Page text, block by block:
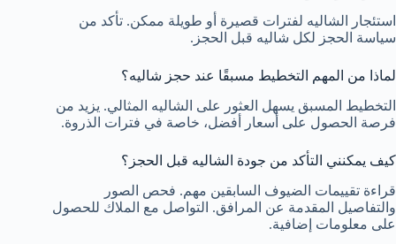
استئجار الشاليه لفترات قصيرة أو طويلة ممكن. تأكد من
سياسة الحجز لكل شاليه قبل الحجز.
لماذا من المهم التخطيط مسبقًا عند حجز شاليه؟
التخطيط المسبق يسهل العثور على الشاليه المثالي. يزيد من
فرصة الحصول على أسعار أفضل، خاصة في فترات الذروة.
كيف يمكنني التأكد من جودة الشاليه قبل الحجز؟
قراءة تقييمات الضيوف السابقين مهم. فحص الصور
والتفاصيل المقدمة عن المرافق. التواصل مع الملاك للحصول
على معلومات إضافية.